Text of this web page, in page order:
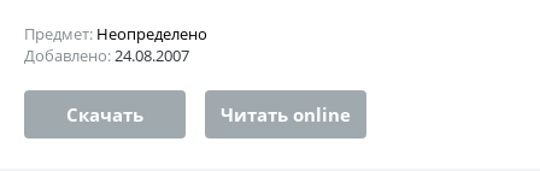
Предмет: Неопределено
Добавлено:24.08.2007
Скачать Читать online